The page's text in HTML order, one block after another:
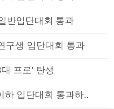
반입단대회 통과
구생 입단대회 통과
프로' 탄생
하 입단대회 통과하..